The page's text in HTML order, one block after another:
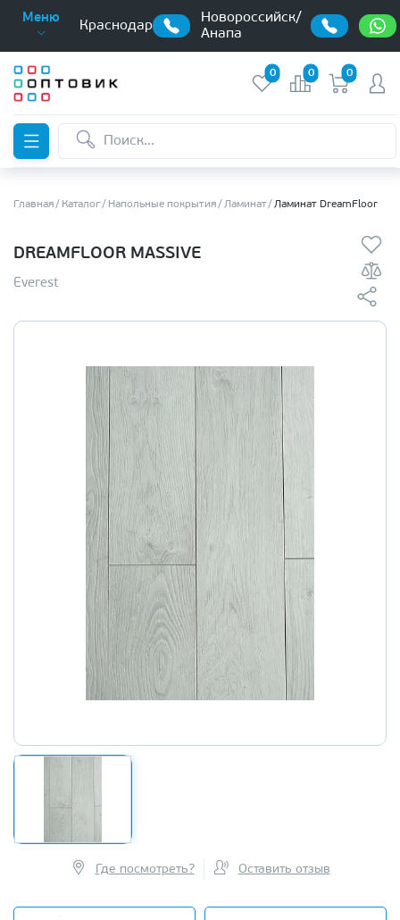
Меню
Краснодар
Новороссийск/
Анапа
0 0 0
Главная Каталог Напольные покрытия Ламинат Ламинат DreamFloor
DREAMFLOOR MASSIVE
Everest
Где посмотреть? Оставить отзыв